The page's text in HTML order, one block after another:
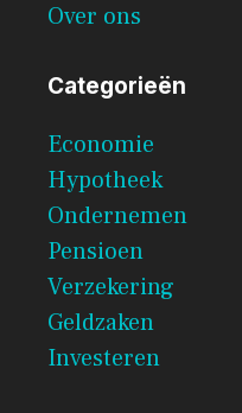
Over ons
Categorieën
Economie
Hypotheek
Ondernemen
Pensioen
Verzekering
Geldzaken
Investeren